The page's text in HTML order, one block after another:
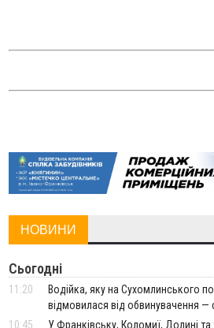
НОВИНИ
Сьогодні
11:20
Водійка, яку на Сухомлинського
відмовилася від обвинувачення —
10:45
У Франківську, Коломиї, Долині